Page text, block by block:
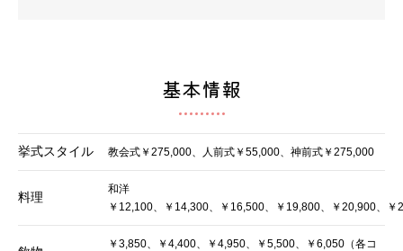
基本情報
挙式スタイル 教会式￥275,000、人前式￥55,000、神前式￥275,000
料理
和洋
￥12,100、￥14,300、￥16,500、￥19,800、￥20,900、￥
￥3,850、￥4,400、￥4,950、￥5,500、￥6,050（各コ